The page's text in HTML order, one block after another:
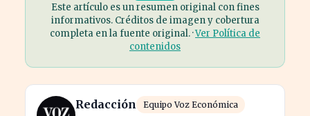
Este artículo es un resumen original con fines
informativos. Créditos de imagen y cobertura
completa en la fuente original. ·Ver Política de
contenidos
Redacción Equipo Voz Económica